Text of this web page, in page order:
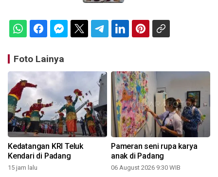
Foto Lainya
Kedatangan KRI Teluk
Kendari di Padang
15 jam lalu
Pameran seni rupa karya
anak di Padang
06 August 2026 9:30 WIB